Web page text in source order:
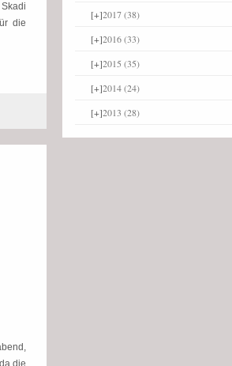
die
die
[+]2017(38)
[+]2016(33)
[+]2015 (35)
[+]2014(24)
[+]2013 (28)